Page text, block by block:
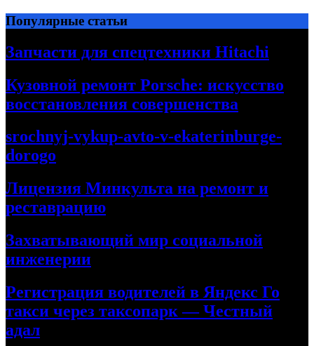
Перейти
к
содержимому
Популярные статьи
Запчасти для спецтехники Hitachi
Кузовной ремонт Porsche: искусство
восстановления совершенства
srochnyj-vykup-avto-v-ekaterinburge-
dorogo
Лицензия Минкульта на ремонт и
реставрацию
Захватывающий мир социальной
инженерии
Регистрация водителей в Яндекс Го
такси через таксопарк — Честный
адал